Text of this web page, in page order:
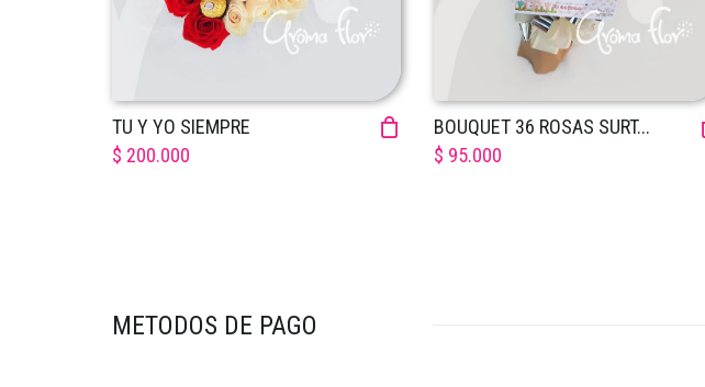
TU Y YO SIEMPRE
$ 200.000
BOUQUET 36 ROSAS SURT...
$ 95.000
METODOS DE PAGO